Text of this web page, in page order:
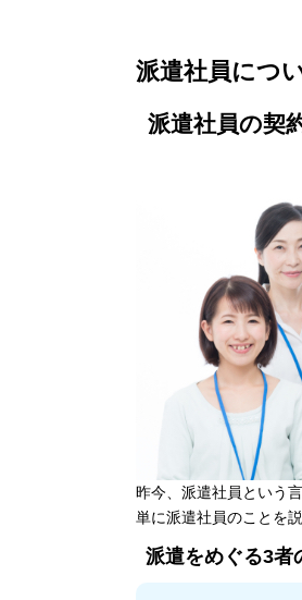
派遣社員につ
派遣社員の契
昨今、派遣社員という
単に派遣社員のことを
派遣をめぐる3者